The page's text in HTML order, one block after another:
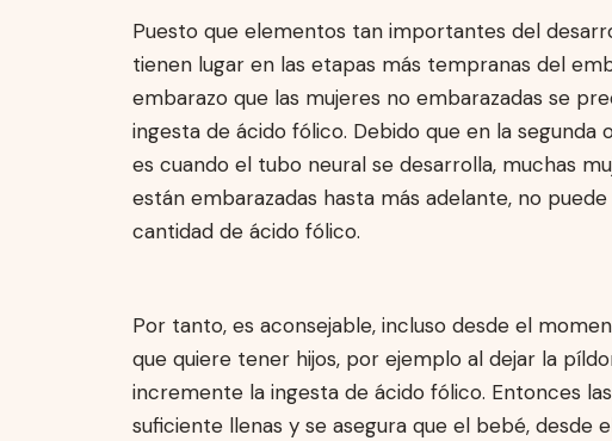
Puesto que elementos tan importantes del
tienen lugar en las etapas más tempranas del
embarazo que las mujeres no embarazadas se
ingesta de ácido fólico. Debido que en la
es cuando el tubo neural se desarrolla, muchas
están embarazadas hasta más adelante, no
cantidad de ácido fólico.
Por tanto, es aconsejable, incluso desde el
que quiere tener hijos, por ejemplo al dejar la
incremente la ingesta de ácido fólico. Entonces
suficiente llenas y se asegura que el bebé,